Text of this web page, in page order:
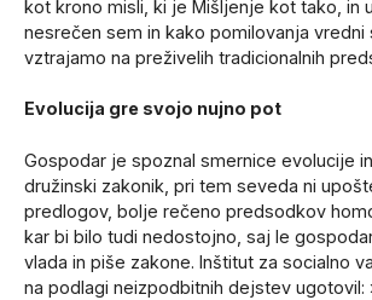
kot krono misli, ki je Mišljenje kot tako, in
nesrečen sem in kako pomilovanja vredni
vztrajamo na preživelih tradicionalnih
Evolucija gre svojo nujno pot
Gospodar je spoznal smernice evolucije
družinski zakonik, pri tem seveda ni
predlogov, bolje rečeno predsodkov
kar bi bilo tudi nedostojno, saj le
vlada in piše zakone. Inštitut za socialno
na podlagi neizpodbitnih dejstev ugotovil: